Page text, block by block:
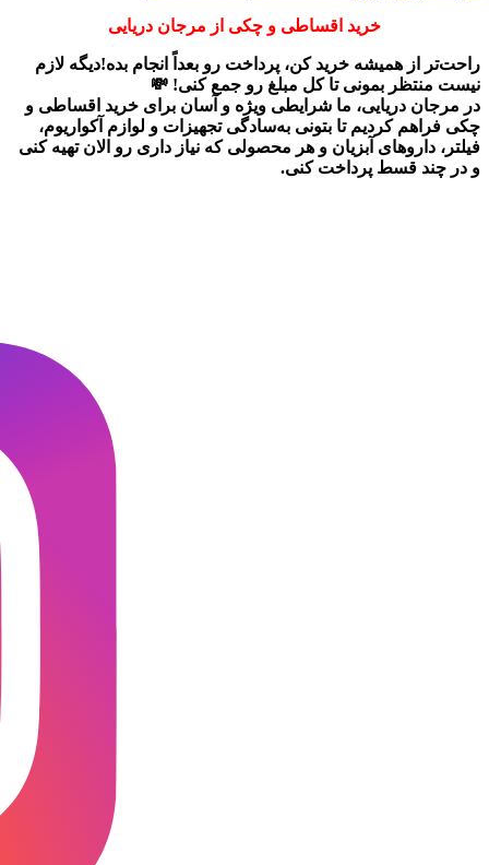
خرید اقساطی و چکی از مرجان دریایی
راحت‌تر از همیشه خرید کن، پرداخت رو بعداً انجام بده!دیگه لازم
نیست منتظر بمونی تا کل مبلغ رو جمع کنی! 💸
در مرجان دریایی، ما شرایطی ویژه و آسان برای خرید اقساطی و
چکی فراهم کردیم تا بتونی به‌سادگی تجهیزات و لوازم آکواریوم،
فیلتر، داروهای آبزیان و هر محصولی که نیاز داری رو الان تهیه کنی
و در چند قسط پرداخت کنی.